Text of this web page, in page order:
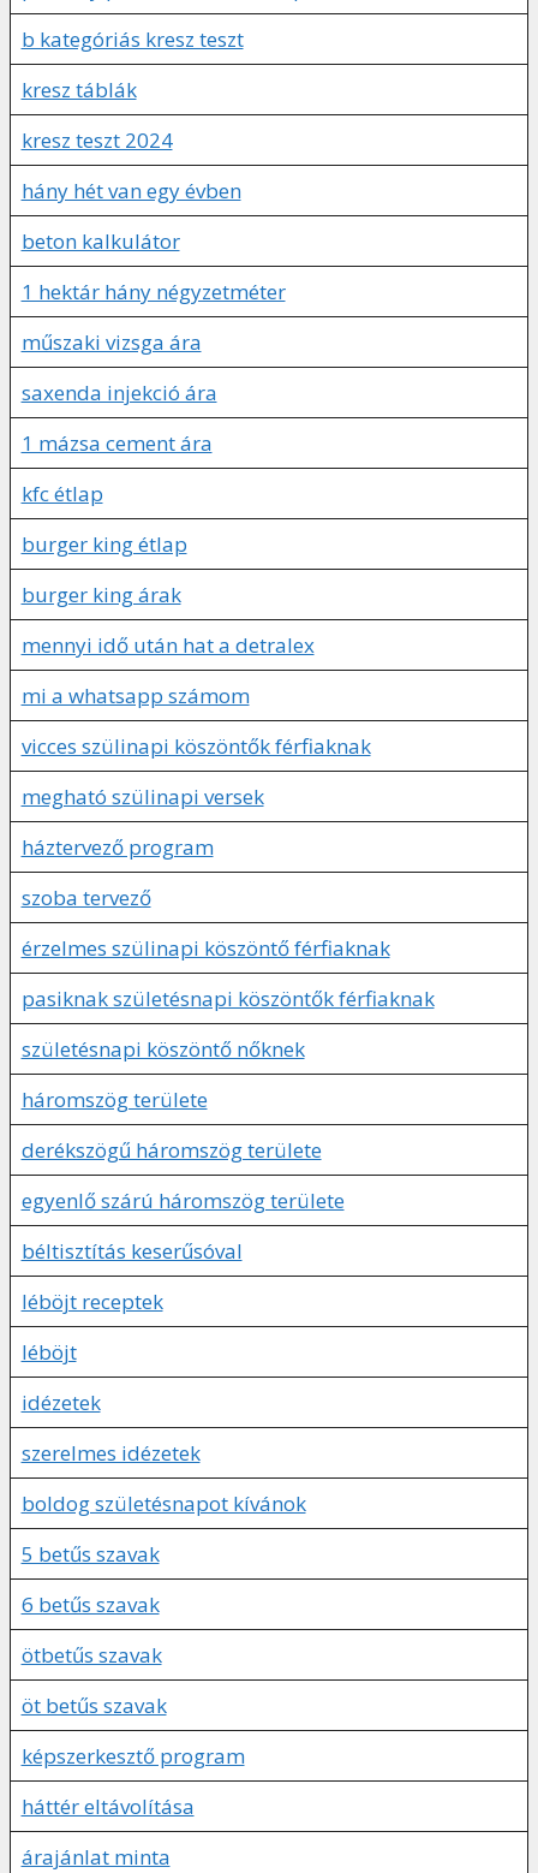
b kategóriás kresz teszt
kresz táblák
kresz teszt 2024
hány hét van egy évben
beton kalkulátor
1 hektár hány négyzetméter
műszaki vizsga ára
saxenda injekció ára
1 mázsa cement ára
kfc étlap
burger king étlap
burger king árak
mennyi idő után hat a detralex
mi a whatsapp számom
vicces szülinapi köszöntők férfiaknak
megható szülinapi versek
háztervező program
szoba tervező
érzelmes szülinapi köszöntő férfiaknak
pasiknak születésnapi köszöntők férfiaknak
születésnapi köszöntő nőknek
háromszög területe
derékszögű háromszög területe
egyenlő szárú háromszög területe
béltisztítás keserűsóval
léböjt receptek
léböjt
idézetek
szerelmes idézetek
boldog születésnapot kívánok
5 betűs szavak
6 betűs szavak
ötbetűs szavak
öt betűs szavak
képszerkesztő program
háttér eltávolítása
árajánlat minta